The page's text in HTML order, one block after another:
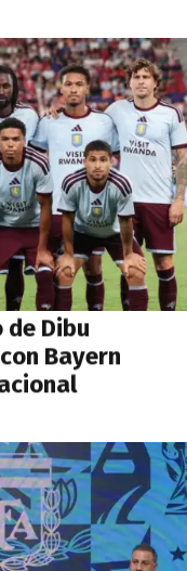
Dibu
Bayern